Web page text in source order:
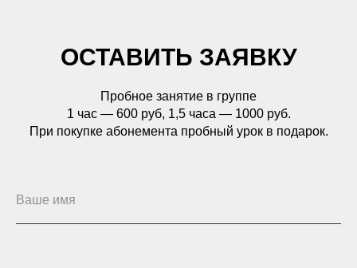
ОСТАВИТЬ ЗАЯВКУ
Пробное занятие в группе
1 час — 600 руб, 1,5 часа — 1000 руб.
При покупке абонемента пробный урок в подарок.
Ваше имя